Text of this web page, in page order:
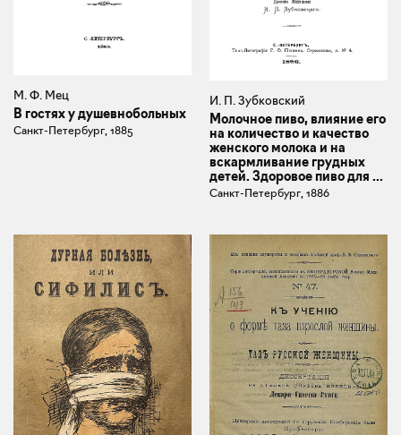
М. Ф. Мец
В гостях у душевнобольных
Санкт-Петербург, 1885
И. П. Зубковский
Молочное пиво, влияние его
на количество и качество
женского молока и на
вскармливание грудных
детей. Здоровое пиво для ...
Санкт-Петербург, 1886